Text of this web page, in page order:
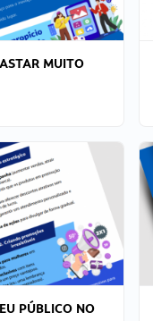
MUITO
PÚBLICO NO